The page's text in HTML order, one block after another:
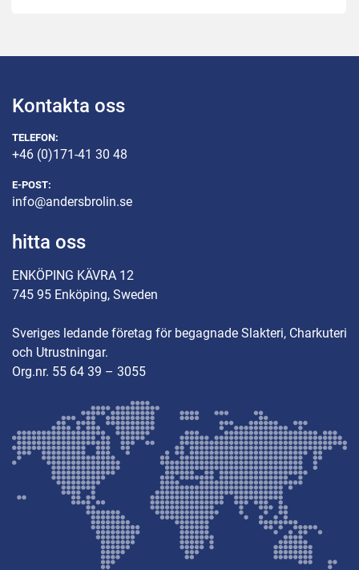
Kontakta oss
TELEFON:
+46 (0)171-41 30 48
E-POST:
info@andersbrolin.se
hitta oss
ENKÖPING KÄVRA 12
745 95 Enköping, Sweden
Sveriges ledande företag för begagnade Slakteri, Charkuteri
och Utrustningar.
Org.nr. 55 64 39 – 3055